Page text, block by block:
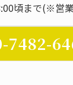
頃まで(※営
7482-